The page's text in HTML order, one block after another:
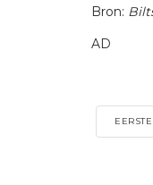
Bron:
AD